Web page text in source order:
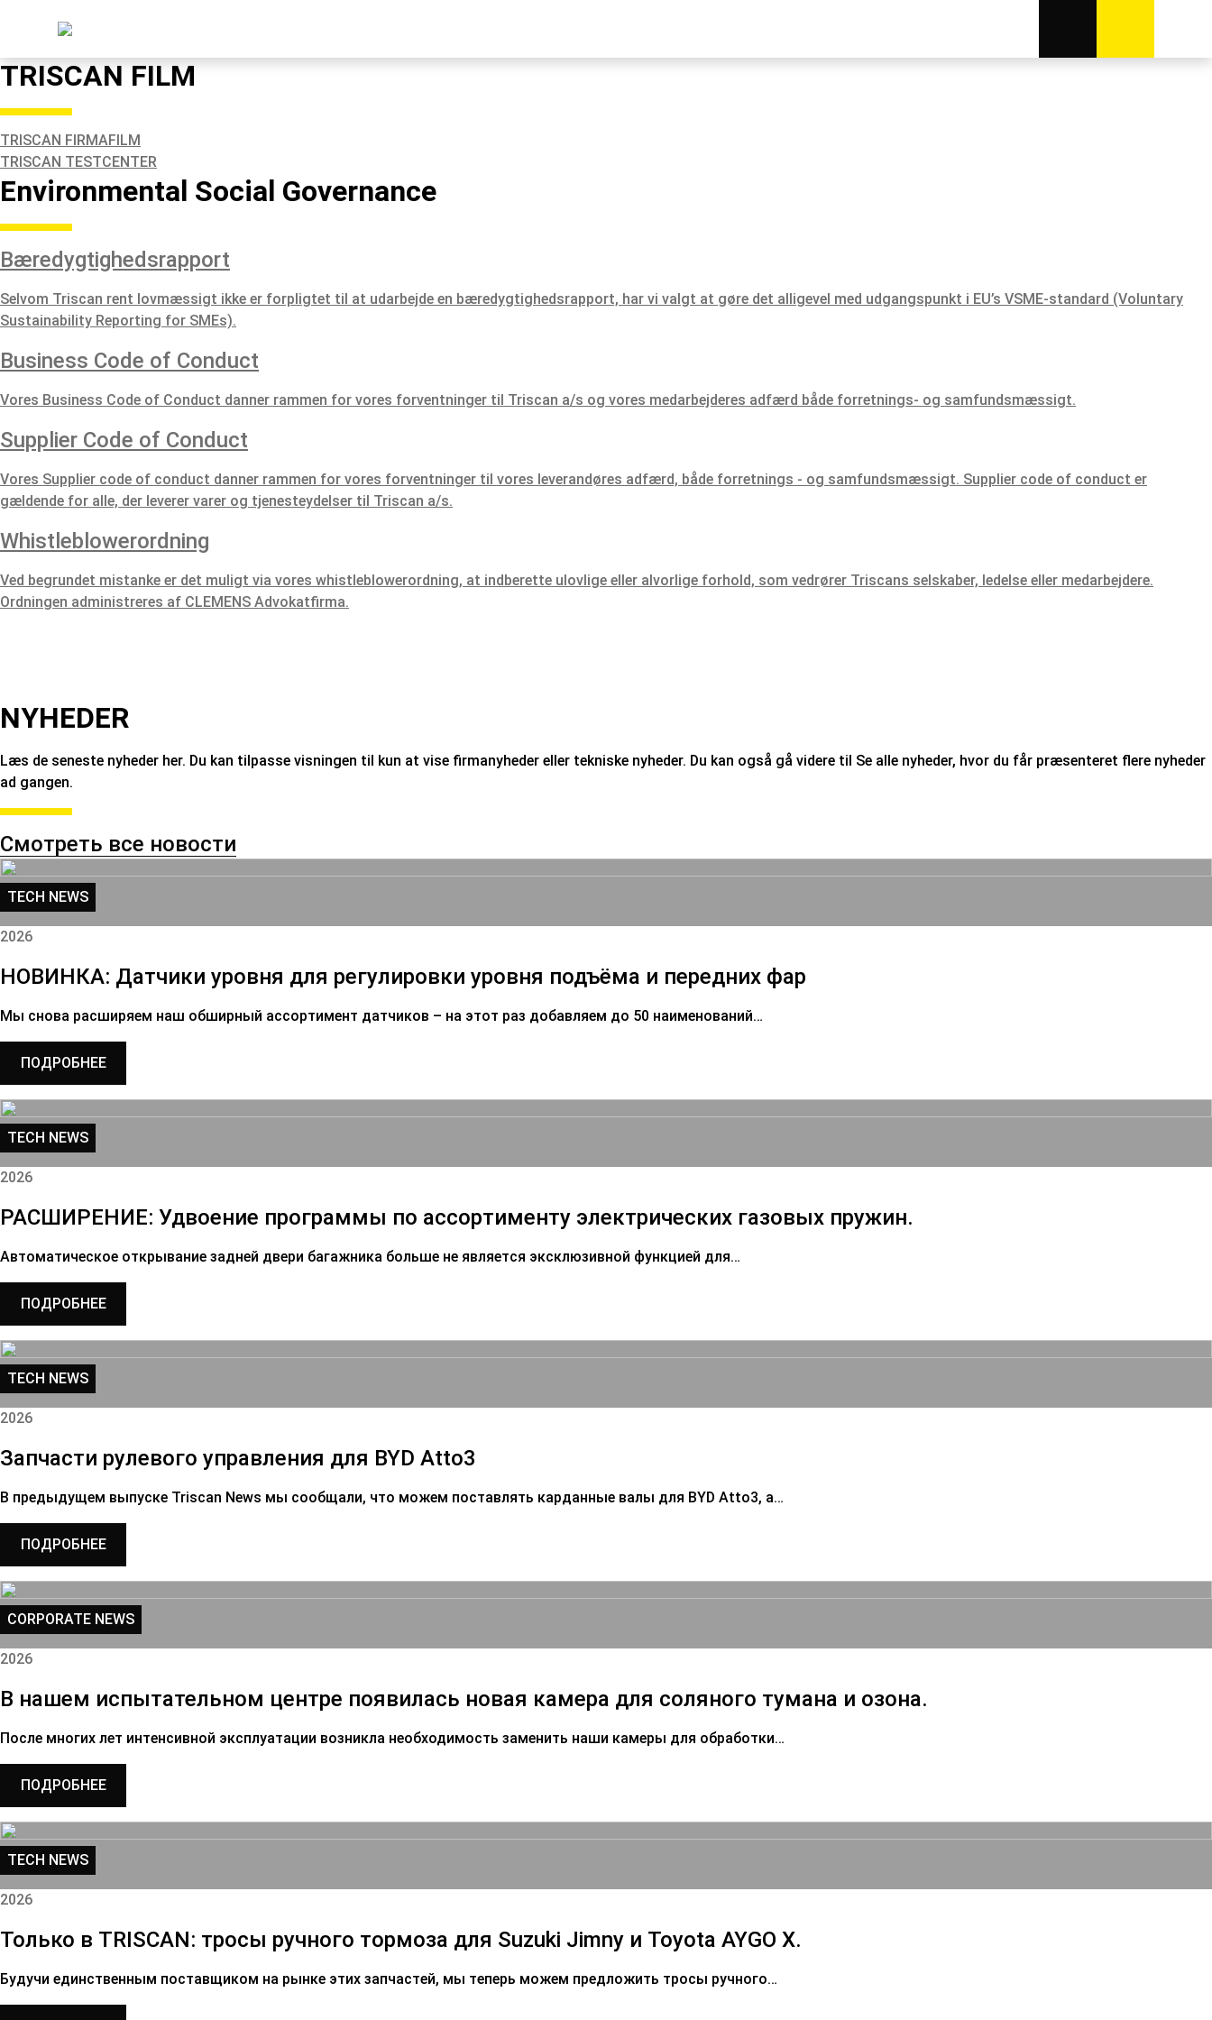
TRISCAN FILM
TRISCAN FIRMAFILM
TRISCAN TESTCENTER
Environmental Social Governance
Bæredygtighedsrapport
Selvom Triscan rent lovmæssigt ikke er forpligtet til at udarbejde en bæredygtighedsrapport, har vi valgt at gøre det alligevel med udgangspunkt i EU’s VSME-standard (Voluntary
Sustainability Reporting for SMEs).
Business Code of Conduct
Vores Business Code of Conduct danner rammen for vores forventninger til Triscan a/s og vores medarbejderes adfærd både forretnings- og samfundsmæssigt.
Supplier Code of Conduct
Vores Supplier code of conduct danner rammen for vores forventninger til vores leverandøres adfærd, både forretnings - og samfundsmæssigt. Supplier code of conduct er
gældende for alle, der leverer varer og tjenesteydelser til Triscan a/s.
Whistleblowerordning
Ved begrundet mistanke er det muligt via vores whistleblowerordning, at indberette ulovlige eller alvorlige forhold, som vedrører Triscans selskaber, ledelse eller medarbejdere.
Ordningen administreres af CLEMENS Advokatfirma.
NYHEDER
Læs de seneste nyheder her. Du kan tilpasse visningen til kun at vise firmanyheder eller tekniske nyheder. Du kan også gå videre til Se alle nyheder, hvor du får præsenteret flere nyheder
ad gangen.
Смотреть все новости
TECH NEWS
2026
НОВИНКА: Датчики уровня для регулировки уровня подъёма и передних фар
Мы снова расширяем наш обширный ассортимент датчиков – на этот раз добавляем до 50 наименований…
ПОДРОБНЕЕ
TECH NEWS
2026
РАСШИРЕНИЕ: Удвоение программы по ассортименту электрических газовых пружин.
Автоматическое открывание задней двери багажника больше не является эксклюзивной функцией для…
ПОДРОБНЕЕ
TECH NEWS
2026
Запчасти рулевого управления для BYD Atto3
В предыдущем выпуске Triscan News мы сообщали, что можем поставлять карданные валы для BYD Atto3, а…
ПОДРОБНЕЕ
CORPORATE NEWS
2026
В нашем испытательном центре появилась новая камера для соляного тумана и озона.
После многих лет интенсивной эксплуатации возникла необходимость заменить наши камеры для обработки…
ПОДРОБНЕЕ
TECH NEWS
2026
Только в TRISCAN: тросы ручного тормоза для Suzuki Jimny и Toyota AYGO X.
Будучи единственным поставщиком на рынке этих запчастей, мы теперь можем предложить тросы ручного…